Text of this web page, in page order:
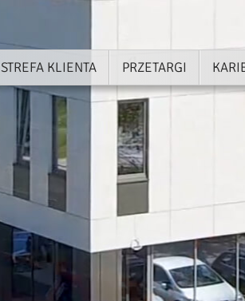
STREFA KLIENTA PRZETARGI